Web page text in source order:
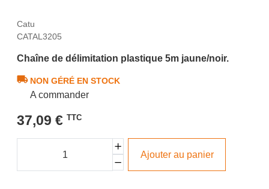
Catu
CATAL3205
Chaîne de délimitation plastique 5m jaune/noir.
NON GÉRÉ EN STOCK
A commander
37,09 € TTC
Ajouter au panier